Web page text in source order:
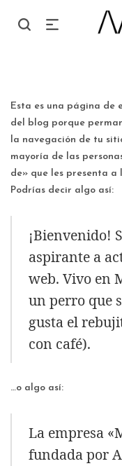
Esta es una página de
del blog porque
la navegación de tu
mayoría de las
de» que les presenta a
Podrías decir algo así:
¡Bienvenido!
aspirante a
web. Vivo en
un perro que
gusta el
con café).
…o algo así:
La empresa
fundada por